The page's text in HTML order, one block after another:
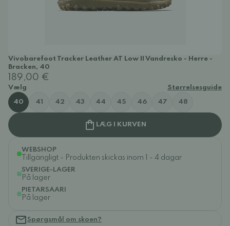
Vivobarefoot Tracker Leather AT Low II Vandresko - Herre -
Bracken, 40
189,00 €
Vælg Størrelsesguide
40 41 42 43 44 45 46 47 48
LÆG I KURVEN
WEBSHOP
Tillgängligt - Produkten skickas inom 1 - 4 dagar
SVERIGE-LAGER
På lager
PIETARSAARI
På lager
Spørgsmål om skoen?